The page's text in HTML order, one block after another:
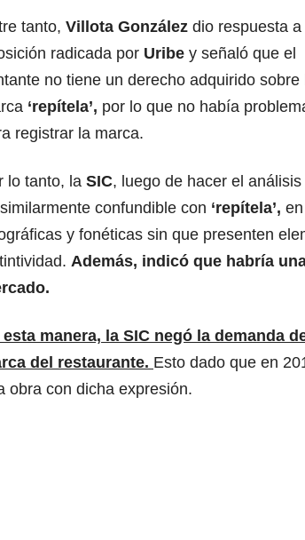
tanto, Villota González dio respuesta a
radicada por Uribe y señaló que el
no tiene un derecho adquirido sobre
‘repítela’, por lo que no había
registrar la marca.
lo tanto, la SIC, luego de hacer el análisis
confundible con ‘repítela’,
y fonéticas sin que presenten
Además, indicó que habría
esta manera, la SIC negó la demanda
del restaurante. Esto dado que en
obra con dicha expresión.